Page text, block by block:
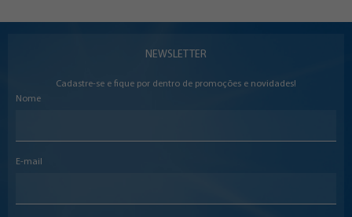
NEWSLETTER
Cadastre-se e fique por dentro de promoções e novidades!
Nome
E-mail